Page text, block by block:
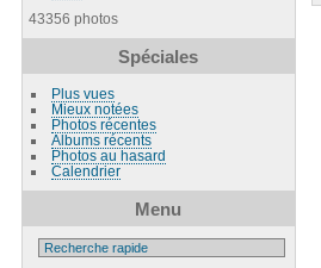
43356 photos
Spéciales
Plus vues
Mieux notées
Photos récentes
Albums récents
Photos au hasard
Calendrier
Menu